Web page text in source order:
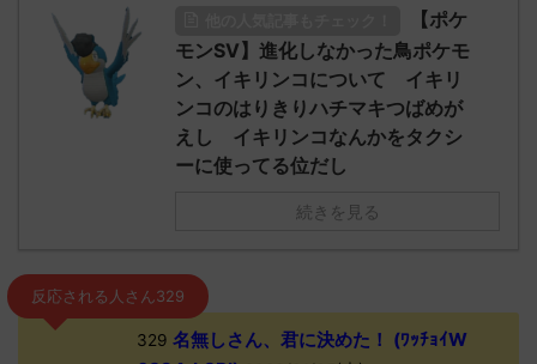
【ポケ
モンSV】進化しなかった鳥ポケモ
ン、イキリンコについて イキリ
ンコのはりきりハチマキつばめが
えし イキリンコなんかをタクシ
ーに使ってる位だし
続きを見る
反応される人さん329
329 名無しさん、君に決めた！ (ﾜｯﾁｮｲW